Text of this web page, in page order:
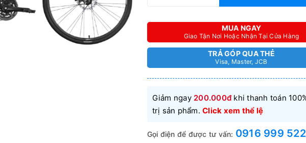
MUA NGAY
Giao Tận Nơi Hoặc Nhận Tại Cửa Hàng
TRẢ GÓP QUA THẺ
Visa, Master, JCB
Giảm ngay 200.000đkhi thanh toán
trị sản phẩm. Click xem thể lệ
Gọi điện để được tư vấn: 0916 999 522